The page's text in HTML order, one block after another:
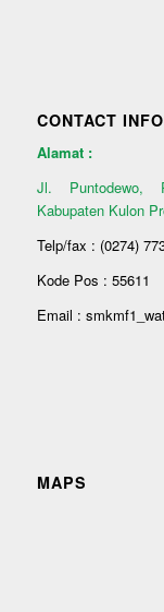
CONTACT
Alamat :
Jl. Puntodewo,
Kabupaten Kulon
Telp/fax : (0274)
Kode Pos : 55611
Email :
MAPS